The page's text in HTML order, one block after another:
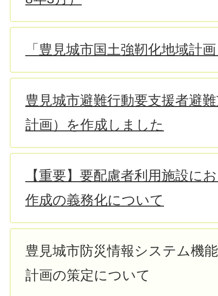
「豊見城市国土強靭化地域計
豊見城市避難行動要支援者避
計画）を作成しました
【重要】要配慮者利用施設に
作成の義務化について
豊見城市防災情報システム機
計画の策定について